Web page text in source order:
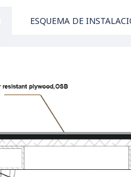
ESQUEMA DE